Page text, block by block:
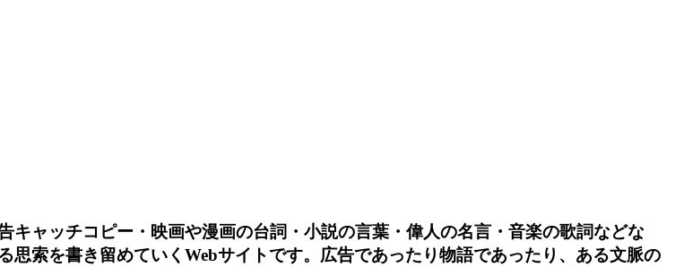
キャッチコピー・映画や漫画の台詞・小説の言葉・偉人の名言・音楽の歌詞などな
索を書き留めていくWebサイトです。広告であったり物語であったり、ある文脈の